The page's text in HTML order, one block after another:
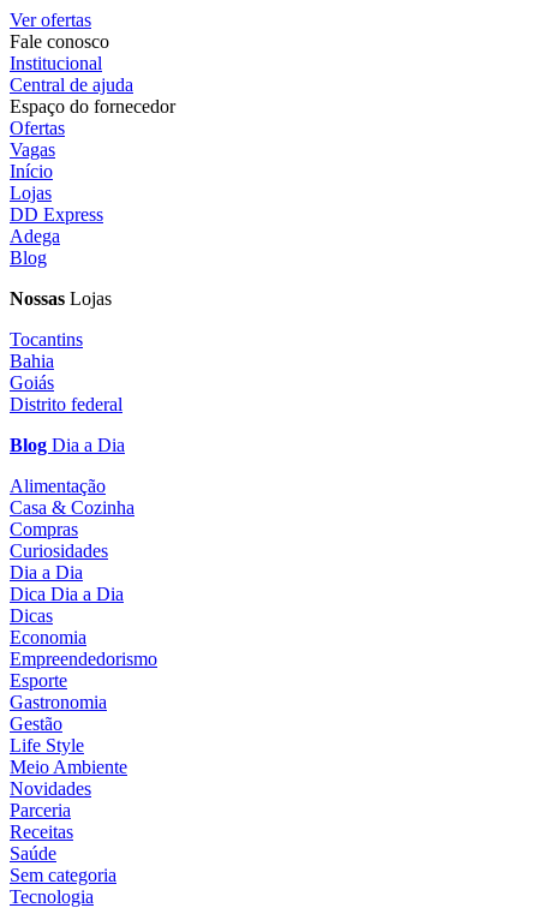
Ver ofertas
Fale conosco
Institucional
Central de ajuda
Espaço do fornecedor
Ofertas
Vagas
Início
Lojas
DD Express
Adega
Blog
Nossas Lojas
Tocantins
Bahia
Goiás
Distrito federal
Blog Dia a Dia
Alimentação
Casa & Cozinha
Compras
Curiosidades
Dia a Dia
Dica Dia a Dia
Dicas
Economia
Empreendedorismo
Esporte
Gastronomia
Gestão
Life Style
Meio Ambiente
Novidades
Parceria
Receitas
Saúde
Sem categoria
Tecnologia